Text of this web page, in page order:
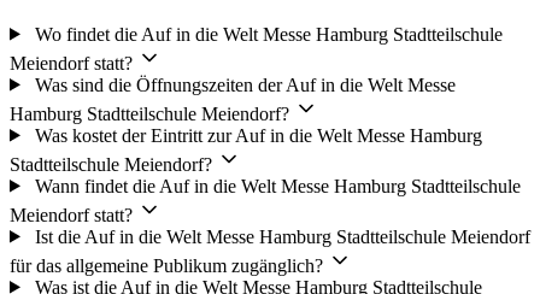
Wo findet die Auf in die Welt Messe Hamburg Stadtteilschule
Meiendorf statt?
Was sind die Öffnungszeiten der Auf in die Welt Messe
Hamburg Stadtteilschule Meiendorf?
Was kostet der Eintritt zur Auf in die Welt Messe Hamburg
Stadtteilschule Meiendorf?
Wann findet die Auf in die Welt Messe Hamburg Stadtteilschule
Meiendorf statt?
Ist die Auf in die Welt Messe Hamburg Stadtteilschule Meiendorf
für das allgemeine Publikum zugänglich?
Was ist die Auf in die Welt Messe Hamburg Stadtteilschule